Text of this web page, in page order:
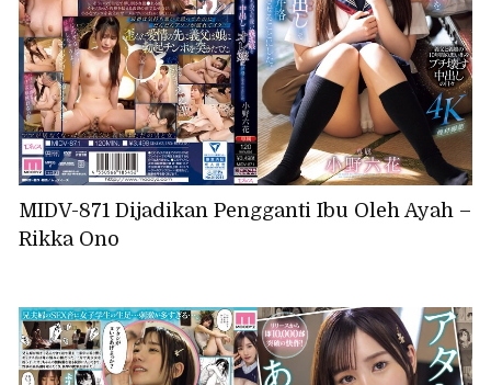
MIDV-871 Dijadikan Pengganti Ibu Oleh Ayah –
Rikka Ono